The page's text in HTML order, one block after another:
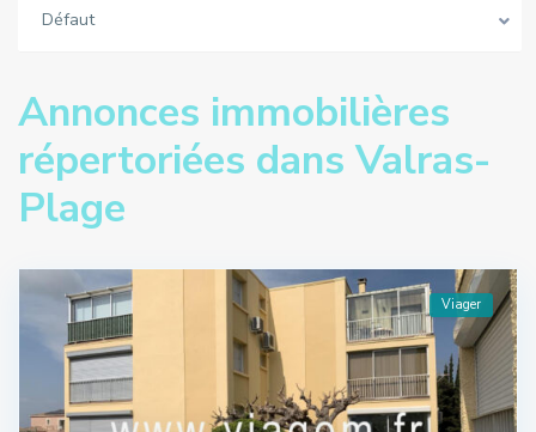
Défaut
Annonces immobilières
répertoriées dans Valras-
Plage
Viager